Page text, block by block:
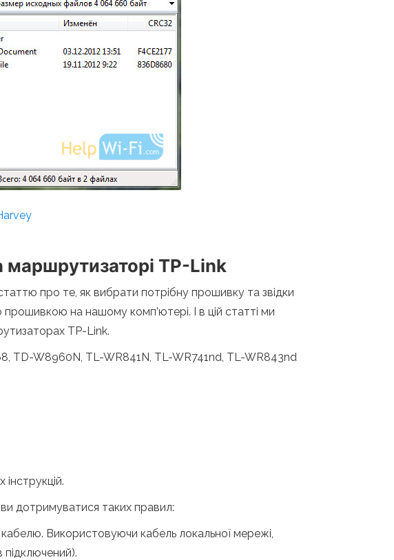
маршрутизаторі TP-Link
про те, як вибрати потрібну прошивку та звідки
на нашому комп’ютері. І в цій статті ми
TP-Link.
TD-W8960N, TL-WR841N, TL-WR741nd, TL-WR843nd
дотримуватися таких правил:
Використовуючи кабель локальної мережі,